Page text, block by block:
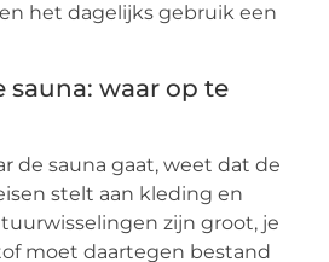
het dagelijks gebruik een
sauna: waar op te
de sauna gaat, weet dat de
stelt aan kleding en
zijn groot, je
moet daartegen bestand